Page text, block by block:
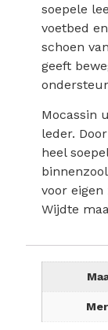
soepele
voetbed
schoen
geeft
Mocassin
leder.
heel
voor eigen
Wijdte